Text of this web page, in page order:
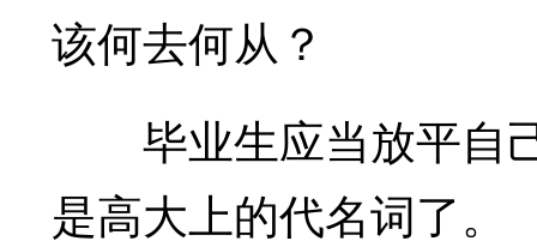
该何去何从？
毕业生应当放平自己
是高大上的代名词了。